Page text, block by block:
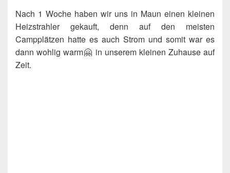
Nach 1 Woche haben wir uns in Maun einen kleinen
Heizstrahler gekauft, denn auf den meisten
Campplätzen hatte es auch Strom und somit war es
dann wohlig warm🤗 in unserem kleinen Zuhause auf
Zeit.